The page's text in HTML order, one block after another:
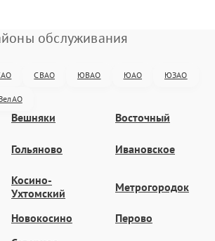
обслуживания
СВАО ЮВАО ЮАО ЮЗАО
Вешняки
Восточный
Гольяново Ивановское
Косино-
Ухтомский
Метрогородок
Новокосино Перово